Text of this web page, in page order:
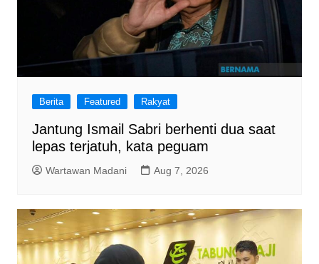
Berita Featured Rakyat
Jantung Ismail Sabri berhenti dua saat
lepas terjatuh, kata peguam
Wartawan Madani Aug 7, 2026